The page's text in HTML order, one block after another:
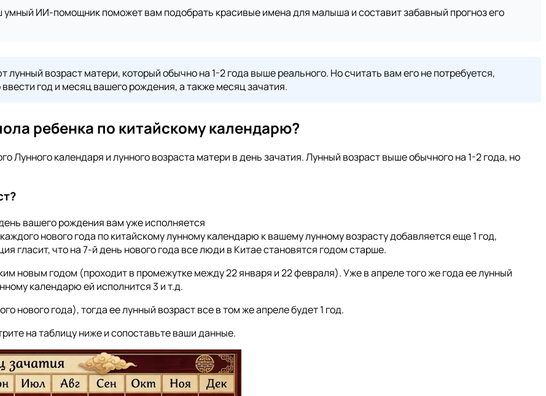
умный ИИ-помощник поможет вам подобрать красивые имена для малыша и составит забавный прогноз его
возраст матери, который обычно на 1-2 года выше реального. Но считать вам его не потребуется,
год и месяц вашего рождения, а также месяц зачатия.
ребенка по китайскому календарю?
Лунного календаря и лунного возраста матери в день зачатия. Лунный возраст выше обычного на 1-2 года, но
вашего рождения вам уже исполняется
нового года по китайскому лунному календарю к вашему лунному возрасту добавляется еще 1 год,
гласит, что на 7-й день нового года все люди в Китае становятся годом старше.
новым годом (проходит в промежутке между 22 января и 22 февраля). Уже в апреле того же года ее лунный
календарю ей исполнится 3 и т.д.
нового года), тогда ее лунный возраст все в том же апреле будет 1 год.
на таблицу ниже и сопоставьте ваши данные.